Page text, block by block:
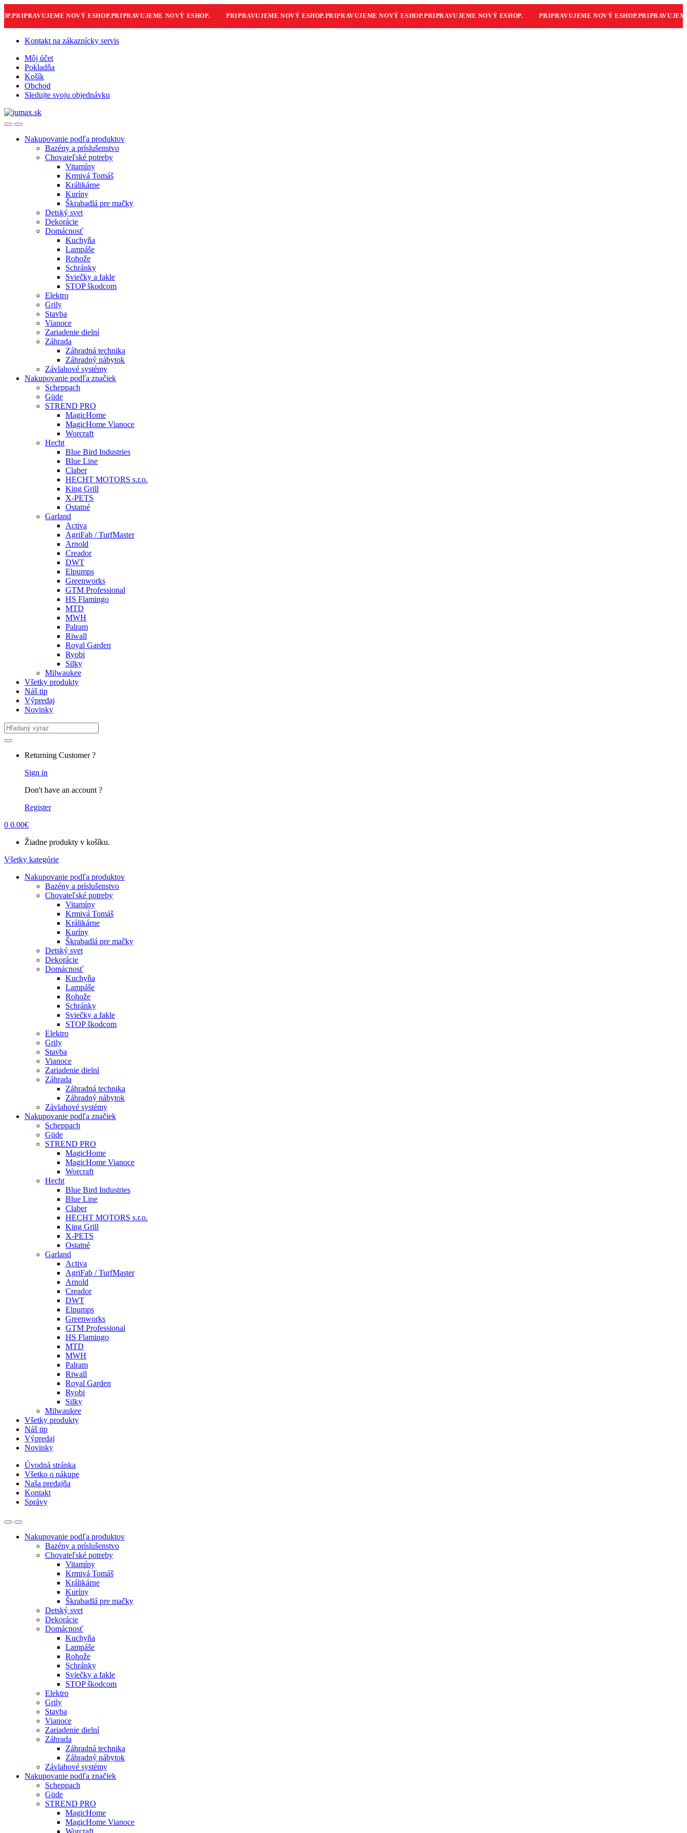
PRIPRAVUJEME NOVÝ ESHOP.PRIPRAVUJEME NOVÝ ESHOP. PRIPRAVUJEME NOVÝ ESHOP.PRIPRAVUJEME NOVÝ ESHOP.PRIPRAVUJEME NOVÝ ESHOP. PRIPRAVUJEME NOVÝ ESHOP.PRIPRAVUJEME
Skip
navigation
Skip
content
Kontakt na zákaznícky servis
Môj účet
Pokladňa
Košík
Obchod
Sledujte svoju objednávku
Nakupovanie podľa produktov
Bazény a príslušenstvo
Chovateľské potreby
Vitamíny
Krmivá Tomáš
Králikárne
Kuríny
Škrabadlá pre mačky
Detský svet
Dekorácie
Domácnosť
Kuchyňa
Lampáše
Rohože
Schránky
Sviečky a fakle
STOP škodcom
Elektro
Grily
Stavba
Vianoce
Zariadenie dielní
Záhrada
Záhradná technika
Záhradný nábytok
Závlahové systémy
Nakupovanie podľa značiek
Scheppach
Güde
STREND PRO
MagicHome
MagicHome Vianoce
Worcraft
Hecht
Blue Bird Industries
Blue Line
Claber
HECHT MOTORS s.r.o.
King Grill
X-PETS
Ostatné
Garland
Activa
AgriFab / TurfMaster
Arnold
Creador
DWT
Elpumps
Greenworks
GTM Professional
HS Flamingo
MTD
MWH
Palram
Riwall
Royal Garden
Ryobi
Silky
Milwaukee
Všetky produkty
Náš tip
Výpredaj
Novinky
Search
for:
Returning Customer ?
Sign in
Don't have an account ?
Register
0 0.00€
Žiadne produkty v košíku.
Všetky kategórie
Nakupovanie podľa produktov
Bazény a príslušenstvo
Chovateľské potreby
Vitamíny
Krmivá Tomáš
Králikárne
Kuríny
Škrabadlá pre mačky
Detský svet
Dekorácie
Domácnosť
Kuchyňa
Lampáše
Rohože
Schránky
Sviečky a fakle
STOP škodcom
Elektro
Grily
Stavba
Vianoce
Zariadenie dielní
Záhrada
Záhradná technika
Záhradný nábytok
Závlahové systémy
Nakupovanie podľa značiek
Scheppach
Güde
STREND PRO
MagicHome
MagicHome Vianoce
Worcraft
Hecht
Blue Bird Industries
Blue Line
Claber
HECHT MOTORS s.r.o.
King Grill
X-PETS
Ostatné
Garland
Activa
AgriFab / TurfMaster
Arnold
Creador
DWT
Elpumps
Greenworks
GTM Professional
HS Flamingo
MTD
MWH
Palram
Riwall
Royal Garden
Ryobi
Silky
Milwaukee
Všetky produkty
Náš tip
Výpredaj
Novinky
Úvodná stránka
Všetko o nákupe
Naša predajňa
Kontakt
Správy
Nakupovanie podľa produktov
Bazény a príslušenstvo
Chovateľské potreby
Vitamíny
Krmivá Tomáš
Králikárne
Kuríny
Škrabadlá pre mačky
Detský svet
Dekorácie
Domácnosť
Kuchyňa
Lampáše
Rohože
Schránky
Sviečky a fakle
STOP škodcom
Elektro
Grily
Stavba
Vianoce
Zariadenie dielní
Záhrada
Záhradná technika
Záhradný nábytok
Závlahové systémy
Nakupovanie podľa značiek
Scheppach
Güde
STREND PRO
MagicHome
MagicHome Vianoce
Worcraft